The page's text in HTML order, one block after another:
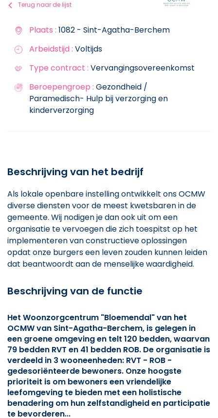
Terug naar de lijst
Plaats : 1082 - Sint-Agatha-Berchem
Arbeidstijd : Voltijds
Type contract : Vervangingsovereenkomst
Beroepengroep : Gezondheid /
Paramedisch- Hulp bij verzorging en
kinderverzorging
Beschrijving van het bedrijf
Als lokale openbare instelling ontwikkelt ons OCMW
diverse diensten voor de meest kwetsbaren in de
gemeente. Wij nodigen je dan ook uit om een
organisatie te vervoegen die zich toespitst op het
implementeren van constructieve oplossingen
opdat onze burgers een leven zouden kunnen leiden
dat beantwoordt aan de menselijke waardigheid.
Beschrijving van de functie
Het Woonzorgcentrum "Bloemendal" van het
OCMW van Sint-Agatha-Berchem, is gelegen in
een groene omgeving en telt 120 bedden, waarvan
79 bedden RVT en 41 bedden ROB. De organisatie is
verdeeld in 3 wooneenheden: RVT - ROB -
gedesoriënteerde bewoners. Onze hoogste
prioriteit is om bewoners een vriendelijke
leefomgeving te bieden met een holistische
benadering om hun zelfstandigheid en participatie
te bevorderen...